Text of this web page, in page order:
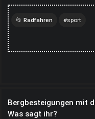
allem Tipps zu Fahrradtypen,
Radfahren sport
Bergbesteigungen mit
Was sagt ihr?